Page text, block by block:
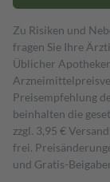
Zu Risiken und
fragen Sie Ihre
Üblicher
Preisempfehlung
beinhalten die
zzgl. 3,95 €
frei.
und Gratis-